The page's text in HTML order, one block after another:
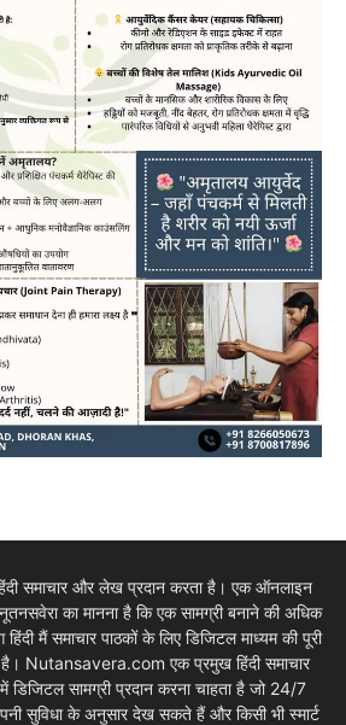
समाचार और लेख प्रदान करता है। एक ऑनलाइन
का मानना है कि एक सामग्री बनाने की अधिक
मैं समाचार पाठकों के लिए डिजिटल माध्यम की पूरी
है। Nutansavera.com एक प्रमुख हिंदी समाचार
डिजिटल सामग्री प्रदान करना चाहता है जो 24/7
सुविधा के अनुसार देख सकते हैं और किसी भी स्मार्ट